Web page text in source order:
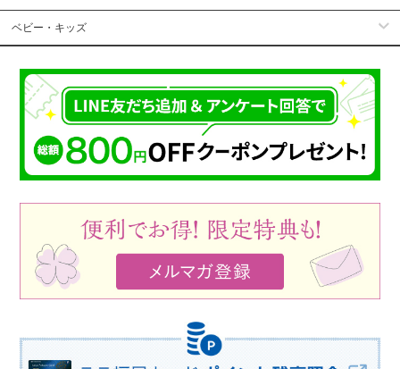
ベビー・キッズ